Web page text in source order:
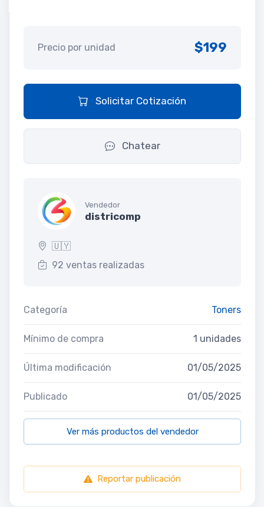
Precio por unidad $199
Solicitar Cotización
Chatear
Vendedor
districomp
🇺🇾
92 ventas realizadas
Categoría Toners
Mínimo de compra 1 unidades
Última modificación 01/05/2025
Publicado 01/05/2025
Ver más productos del vendedor
Reportar publicación